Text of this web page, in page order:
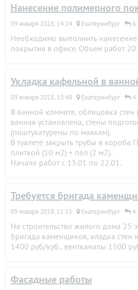
Нанесение полимерного
09 января 2018, 14:24 Екатеринбург 6
Необходимо выполнить
покрытия в офисе. Объем работ
Укладка кафельной в
09 января 2018, 13:48 Екатеринбург 4
В ванной комнате, облицовка
ванная установлена, стены
(поштукатурены по маякам).
В туалете закрыть трубы в короба
плиткой (10 м2) + пол (2 м2).
Начало работ с 15.01 по 22.01.
Требуется бригада
09 января 2018, 11:55 Екатеринбург 4
На строительство жилого дома 25
бригада каменщиков, кладка стен
1400 руб/куб., вентканалы 1500
Фасадные работы